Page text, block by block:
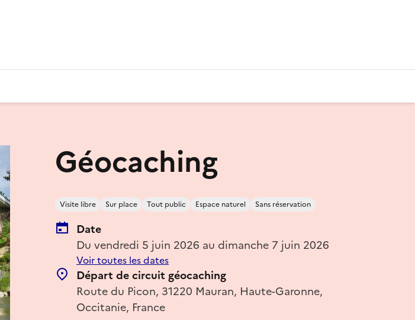
Géocaching
Visite libre Sur place Tout public Espace naturel Sans réservation
Date
Du vendredi 5 juin 2026 au dimanche 7 juin 2026
Voir toutes les dates
Départ de circuit géocaching
Route du Picon, 31220 Mauran, Haute-Garonne,
Occitanie, France